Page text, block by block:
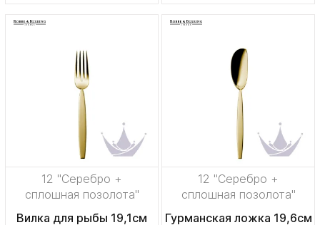
12 "Серебро +
сплошная позолота"
Вилка для рыбы 19,1см
12 "Серебро +
сплошная позолота"
Гурманская ложка 19,6см